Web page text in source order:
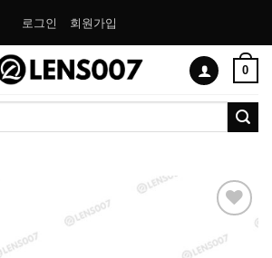
로그인 회원가입
0
Add to
Wishlist